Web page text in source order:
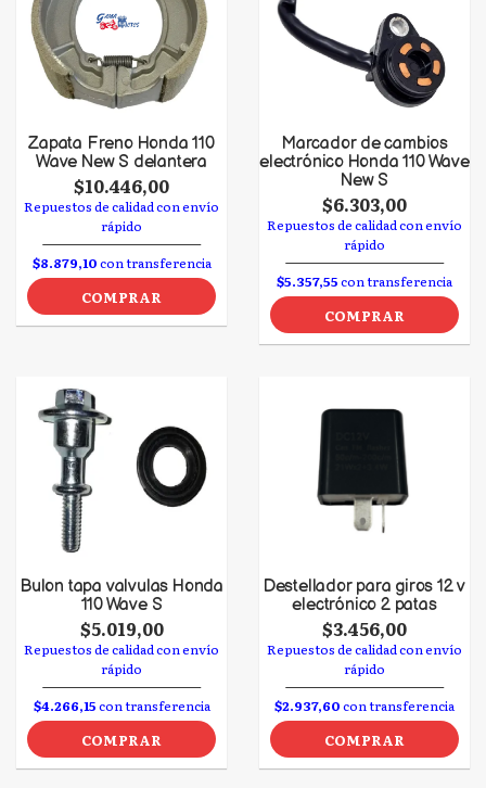
Zapata Freno Honda 110
Wave New S delantera
$10.446,00
Repuestos de calidad con envío
rápido
$8.879,10con transferencia
COMPRAR
Marcador de cambios
electrónico Honda 110 Wave
New S
$6.303,00
Repuestos de calidad con envío
rápido
$5.357,55con transferencia
COMPRAR
Bulon tapa valvulas Honda
110 Wave S
$5.019,00
Repuestos de calidad con envío
rápido
$4.266,15con transferencia
COMPRAR
Destellador para giros 12 v
electrónico 2 patas
$3.456,00
Repuestos de calidad con envío
rápido
$2.937,60con transferencia
COMPRAR